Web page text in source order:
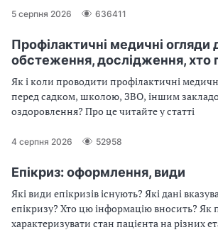
5 серпня 2026 636411
Профілактичні медичні огляди
обстеження, дослідження, хто
Як і коли проводити профілактичні
перед садком, школою, ЗВО, іншим
оздоровлення? Про це читайте у статті
4 серпня 2026 52958
Епікриз: оформлення, види
Які види епікризів існують? Які дані
епікризу? Хто цю інформацію вносить? Як
характеризувати стан пацієнта на різних